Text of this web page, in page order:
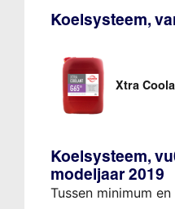
Koelsysteem,
Xtra
Koelsysteem,
modeljaar 2019
Tussen minimum